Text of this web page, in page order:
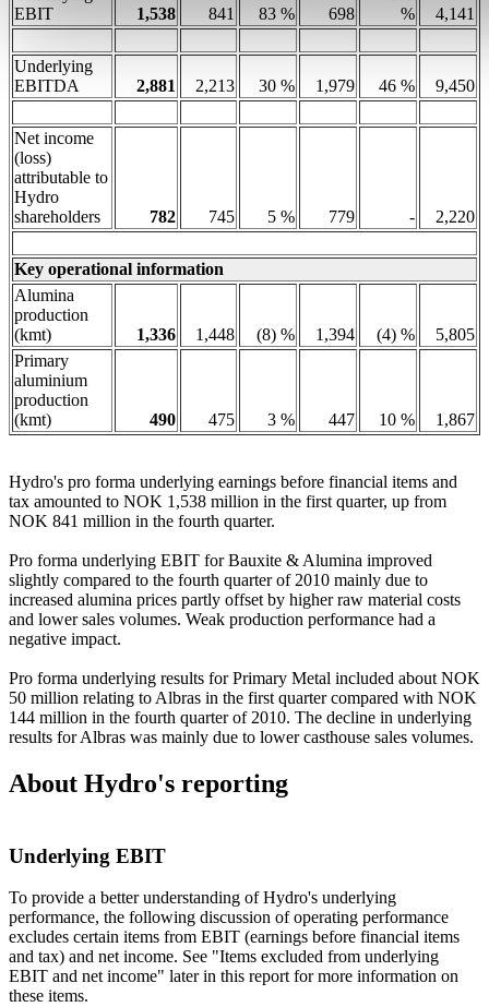
EBIT
1,538 841 83 % 698
%
4,141
Underlying
EBITDA
2,881 2,213 30 % 1,979 46 % 9,450
Net income
(loss)
attributable to
Hydro
shareholders
782 745 5 % 779 - 2,220
Key operational information
Alumina
production
(kmt)
1,336 1,448 (8) % 1,394 (4) %
5,805
Primary
aluminium
production
(kmt)
490 475 3 % 447 10 % 1,867
‎Hydro's pro forma underlying earnings before financial items and
tax amounted to NOK 1,538 million in the first quarter, up from
NOK 841 million in the fourth quarter.
Pro forma underlying EBIT for Bauxite & Alumina improved
slightly compared to the fourth quarter of 2010 mainly due to
increased alumina prices partly offset by higher raw material costs
and lower sales volumes. Weak production performance had a
negative impact.
Pro forma underlying results for Primary Metal included about NOK
50 million relating to Albras in the first quarter compared with NOK
144 million in the fourth quarter of 2010. The decline in underlying
results for Albras was mainly due to lower casthouse sales volumes.
About Hydro's reporting
Underlying EBIT
To provide a better understanding of Hydro's underlying
performance, the following discussion of operating performance
excludes certain items from EBIT (earnings before financial items
and tax) and net income. See "Items excluded from underlying
EBIT and net income" later in this report for more information on
these items.